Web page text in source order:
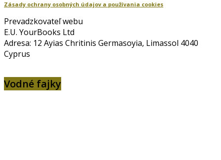
Zásady ochrany osobných údajov a používania cookies
Prevadzkovateľ webu
E.U. YourBooks Ltd
Adresa: 12 Ayias Chritinis Germasoyia, Limassol 4040
Cyprus
Vodné fajky